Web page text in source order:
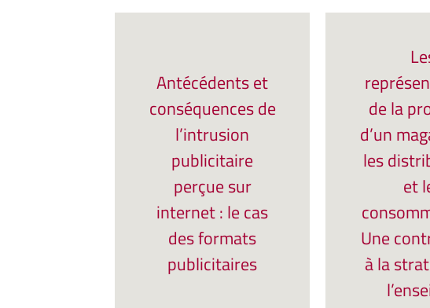
Antécédents et
conséquences de
l’intrusion
publicitaire
perçue sur
internet : le cas
des formats
publicitaires
de la
d’un
les
et
Une
à la